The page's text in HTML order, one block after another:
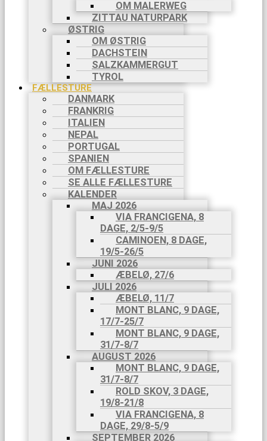
OM MALERWEG
ZITTAU NATURPARK
ØSTRIG
OM ØSTRIG
DACHSTEIN
SALZKAMMERGUT
TYROL
FÆLLESTURE
DANMARK
FRANKRIG
ITALIEN
NEPAL
PORTUGAL
SPANIEN
OM FÆLLESTURE
SE ALLE FÆLLESTURE
KALENDER
MAJ 2026
VIA FRANCIGENA, 8
DAGE, 2/5-9/5
CAMINOEN, 8 DAGE,
19/5-26/5
JUNI 2026
ÆBELØ, 27/6
JULI 2026
ÆBELØ, 11/7
MONT BLANC, 9 DAGE,
17/7-25/7
MONT BLANC, 9 DAGE,
31/7-8/7
AUGUST 2026
MONT BLANC, 9 DAGE,
31/7-8/7
ROLD SKOV, 3 DAGE,
19/8-21/8
VIA FRANCIGENA, 8
DAGE, 29/8-5/9
SEPTEMBER 2026